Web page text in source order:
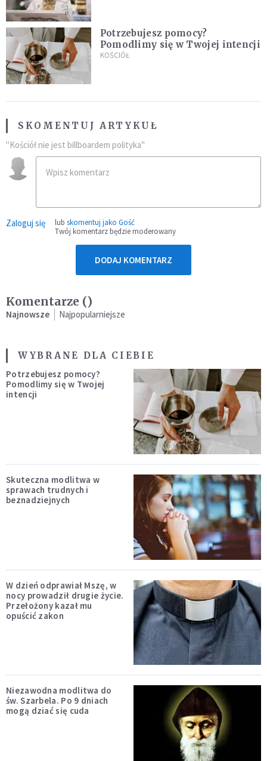
Potrzebujesz pomocy?
Pomodlimy się w Twojej intencji
KOŚCIÓŁ
SKOMENTUJ ARTYKUŁ
"Kościół nie jest billboardem polityka"
Zaloguj się lub skomentuj jako Gość
Twój komentarz będzie moderowany
DODAJ KOMENTARZ
Komentarze ()
Najnowsze Najpopularniejsze
WYBRANE DLA CIEBIE
Potrzebujesz pomocy?
Pomodlimy się w Twojej
intencji
Skuteczna modlitwa w
sprawach trudnych i
beznadziejnych
W dzień odprawiał Mszę, w
nocy prowadził drugie życie.
Przełożony kazał mu
opuścić zakon
Niezawodna modlitwa do
św. Szarbela. Po 9 dniach
mogą dziać się cuda